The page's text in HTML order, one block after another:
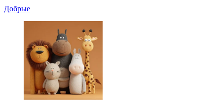
Добрые